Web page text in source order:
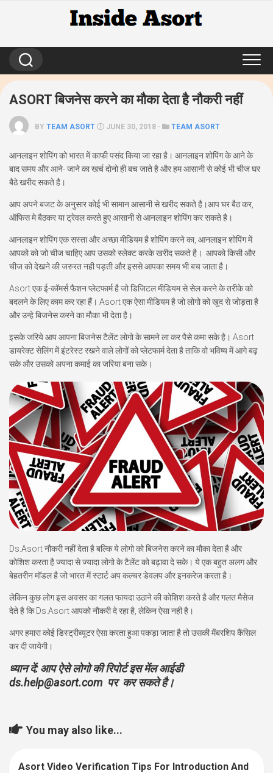
ASORT बिजनेस करने का मौका देता है नौकरी नहीं
BY TEAM ASORT JUNE 30, 2018 · TEAM ASORT
आनलाइन शोपिंग को भारत में काफी पसंद किया जा रहा है। आनलाइन शोपिंग के आने के
बाद समय और आने- जाने का खर्च दोनो ही बच जाते है और हम आसानी से कोई भी चीज घर
बैठे खरीद सकते है।
आप अपने बजट के अनुसार कोई भी सामान आसानी से खरीद सकते है।आप घर बैठ कर,
ऑफिस मे बैठकर या ट्रेवल करते हुए आसानी से आनलाइन शोपिंग कर सकते है।
आनलाइन शोपिंग एक सस्ता और अच्छा मीडियम है शोपिंग करने का, आनलाइन शोपिंग में
आपको को जो चीज चाहिए आप उसको स्लेक्ट करके खरीद सकते है। आपको किसी और
चीज को देखने की जरुरत नही पड़ती और इससे आपका समय भी बच जाता है।
Asort एक ई-कॉमर्स फैशन प्लेटफार्म है जो डिजिटल मीडियम से सेल करने के तरीके को
बदलने के लिए काम कर रहा हैं। Asort एक ऐसा मीडियम है जो लोगो को खुद से जोड़ता है
और उन्हे बिजनेस करने का मौका भी देता है।
इसके जरिये आप आपना बिजनेस टैलेंट लोगो के सामने ला कर पैसे कमा सके है। Asort
डायरेक्ट सेलिंग में इंटरेस्ट रखने वाले लोगों को प्लेटफार्म देता है ताकि वो भविष्य में आगे बढ़
सके और उसको अपना कमाई का जरिया बना सके।
Ds.Asort नौकरी नहीं देता है बल्कि ये लोगो को बिजनेस करने का मौका देता है और
कोशिश करता है ज्यादा से ज्यादा लोगो के टैलेंट को बढ़ावा दे सके। ये एक बहुत अलग और
बेहतरीन मॉडल है जो भारत में स्टार्ट अप कल्चर डेवलप और इनकरेज करता है।
लेकिन कुछ लोग इस अवसर का गलत फायदा उठाने की कोशिश करते है और गलत मैसेज
देते है कि Ds.Asort आपको नौकरी दे रहा है, लेकिन ऐसा नही है।
अगर हमारा कोई डिस्ट्रीब्यूटर ऐसा करता हुआ पकड़ा जाता है तो उसकी मेंबरशिप कैंसिल
कर दी जायेगी।
ध्यान दें: आप ऐसे लोगो की रिपोर्ट इसमेंल आईडी
ds.help@asort.com पर कर सकते है।
You may also like...
6
Asort Video Verification Tips For Introduction And